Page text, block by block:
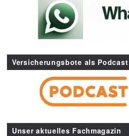
Versicherungsbote als Podcast
Unser aktuelles Fachmagazin